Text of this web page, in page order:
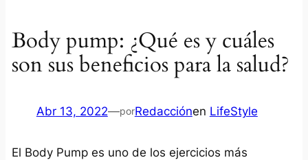
Body pump: ¿Qué es y cuáles
son sus beneficios para la salud?
Abr 13, 2022—porRedacciónen LifeStyle
El Body Pump es uno de los ejercicios más